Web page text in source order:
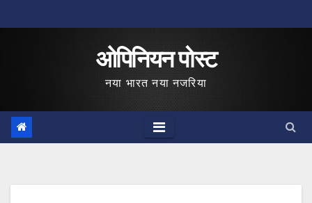
to
ओपिनियन पोस्ट
नया भारत नया नजरिया